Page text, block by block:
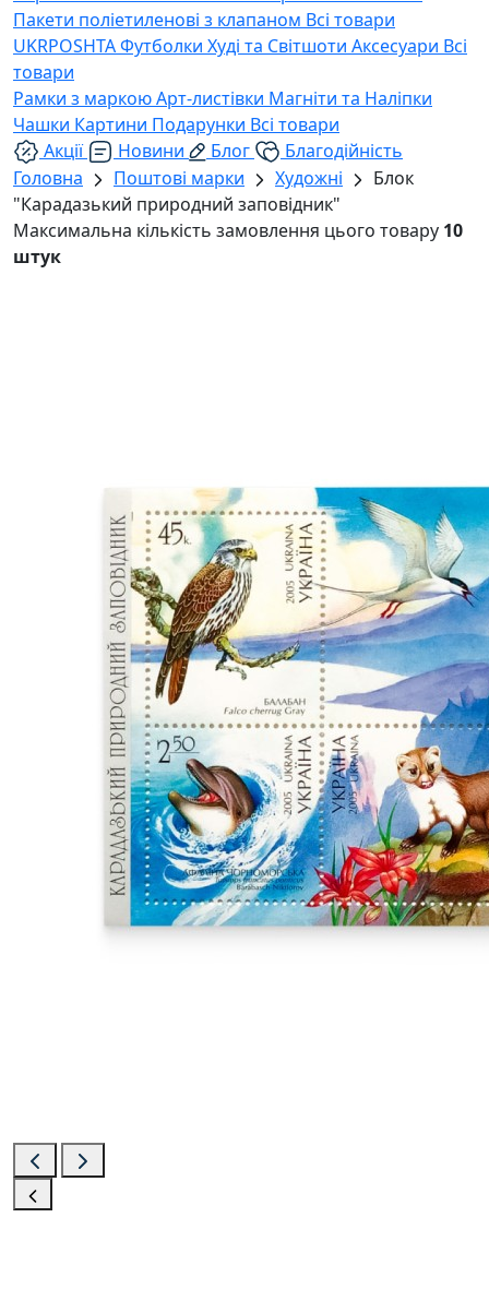
Пакети поліетиленові з клапаном Всі товари
UKRPOSHTAФутболки Худі та Світшоти Аксесуари Всі
товари
Рамки з маркоюАрт-листівки Магніти та Наліпки
Чашки Картини Подарунки Всі товари
Акції
Новини Блог
Благодійність
Головна
Поштові марки Художні
Блок
"Карадазький природний заповідник"
Максимальна кількість замовлення цього товару 10
штук